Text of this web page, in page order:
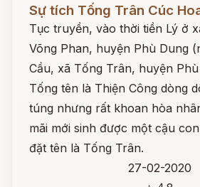
Sự tích Tống Trân Cúc
Tục truyền, vào thời tiền Lý ở
Võng Phan, huyện Phù Dung
Cầu, xã Tống Trân, huyện
Tống tên là Thiện Công dòng
túng nhưng rất khoan hòa
mãi mới sinh được một cậu
đặt tên là Tống Trân.
27-02-2020